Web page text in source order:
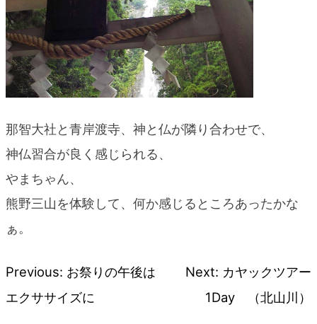
那智大社と青岸渡寺、神と仏が隣り合わせで、
神仏習合が良く感じられる、
やまちゃん、
熊野三山を体験して、何か感じるところあったかな
ぁ。
投
Previous: お祭りの午後は
エクササイズに
Next: カヤックツアー
1Day （北山川）